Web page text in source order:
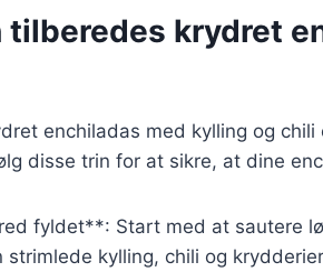
tilberedes krydret
enchiladas med kylling og
disse trin for at sikre, at dine
fyldet**: Start med at sautere
kylling, chili og